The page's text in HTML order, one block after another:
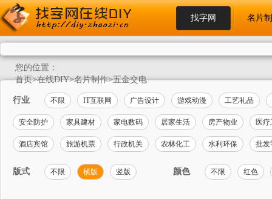
找字网 名片
您的位置：
首页>在线DIY>名片制作>五金交电
行业 不限 IT互联网 广告设计 游戏动漫 工艺礼品
安全防护 家具建材 家电数码 居家生活 房产物业 医
酒店宾馆 旅游机票 行政机关 农林化工 水利环保 批发
版式 不限 横版 竖版 颜色 不限 红色